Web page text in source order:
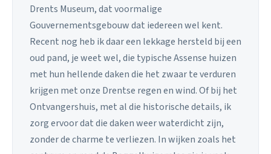
Drents Museum, dat voormalige
Gouvernementsgebouw dat iedereen wel kent.
Recent nog heb ik daar een lekkage hersteld bij een
oud pand, je weet wel, die typische Assense huizen
met hun hellende daken die het zwaar te verduren
krijgen met onze Drentse regen en wind. Of bij het
Ontvangershuis, met al die historische details, ik
zorg ervoor dat die daken weer waterdicht zijn,
zonder de charme te verliezen. In wijken zoals het